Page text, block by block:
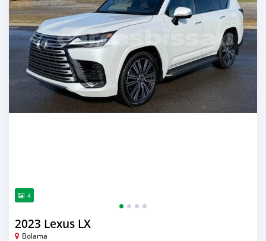
4
2023 Lexus LX
Bolama